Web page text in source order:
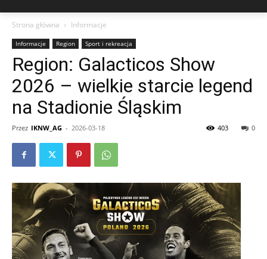
Strona główna Informacje
Informacje Region Sport i rekreacja
Region: Galacticos Show
2026 – wielkie starcie legend
na Stadionie Śląskim
Przez IKNW_AG - 2026-03-18 0
403